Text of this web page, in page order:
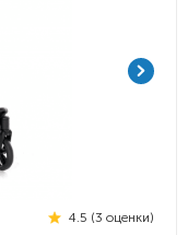
4.5 (3 оценки)